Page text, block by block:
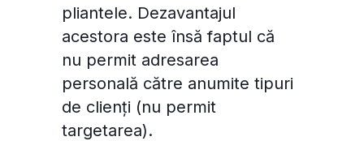
pliantele. Dezavantajul
acestora este însă faptul că
nu permit adresarea
personală către anumite tipuri
de clienți (nu permit
targetarea).